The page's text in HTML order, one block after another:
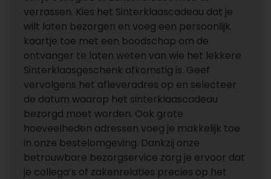
verrassen. Kies het Sinterklaascadeau dat je
wilt laten bezorgen en voeg een persoonlijk
kaartje toe met een boodschap om de
ontvanger te laten weten van wie het lekkere
Sinterklaasgeschenk afkomstig is. Geef
vervolgens het afleveradres op en selecteer
de datum waarop het sinterklaascadeau
bezorgd moet worden. Ook grote
hoeveelheden adressen voeg je makkelijk toe
in onze bestelomgeving. Dankzij onze
betrouwbare bezorgservice zorg je ervoor dat
je collega’s of zakenrelaties precies op het